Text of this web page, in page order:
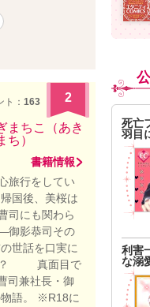
交わると
： 163 2
まちこ（あき
ち）
書籍情報
旅行をしてい
国後、美桜は
司にも関わら
御影恭司その
世話を口実に
――？ 真面目で
司兼社長・御
語。 ※R18に
死亡
羽目
利害
な溺